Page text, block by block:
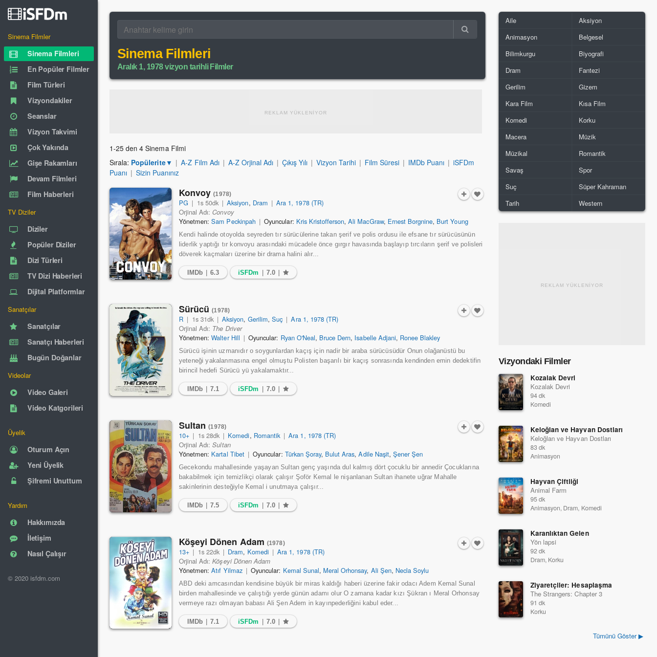
Sinema Filmler
Sinema Filmleri
En Popüler Filmler
Film Türleri
Vizyondakiler
Seanslar
Vizyon Takvimi
Çok Yakında
Gişe Rakamları
Devam Filmleri
Film Haberleri
TV Diziler
Diziler
Popüler Diziler
Dizi Türleri
TV Dizi Haberleri
Dijital Platformlar
Sanatçılar
Sanatçılar
Sanatçı Haberleri
Bugün Doğanlar
Videolar
Video Galeri
Video Katgorileri
Üyelik
Oturum Açın
Yeni Üyelik
Şifremi Unuttum
Yardım
Hakkımızda
İletişim
Nasıl Çalışır
© 2020 isfdm.com
Sinema Filmleri
Aralık 1, 1978 vizyon tarihli Filmler
REKLAM YÜKLENİYOR
1-25 den 4 Sinema Filmi
Sırala: Popülerite▼ | A-Z Film Adı | A-Z Orjinal Adı | Çıkış Yılı | Vizyon Tarihi | Film Süresi | IMDb Puanı | iSFDm
Puanı | Sizin Puanınız
Konvoy(1978)
PG | 1s 50dk | Aksiyon, Dram | Ara 1, 1978 (TR)
Orjinal Adı: Convoy
Yönetmen: Sam Peckinpah | Oyuncular: Kris Kristofferson,Ali MacGraw, Ernest Borgnine, Burt Young
Kendi halinde otoyolda seyreden tır sürücülerine takan şerif ve polis ordusu ile efsane tır sürücüsünün
liderlik yaptığı tır konvoyu arasındaki mücadele önce gırgır havasında başlayıp tırcıların şerif ve polisleri
döverek kaçmaları üzerine bir drama halini alır...
IMDb 6.3 iSFDm 7.0
Sürücü(1978)
R | 1s 31dk | Aksiyon, Gerilim, Suç | Ara 1, 1978 (TR)
Orjinal Adı: The Driver
Yönetmen: Walter Hill | Oyuncular: Ryan O'Neal, Bruce Dern, Isabelle Adjani, Ronee Blakley
Sürücü işinin uzmanıdır o soygunlardan kaçış için nadir bir araba sürücüsüdür Onun olağanüstü bu
yeteneği yakalanmasına engel olmuştu Polisten başarılı bir kaçış sonrasında kendinden emin dedektifin
birincil hedefi Sürücü yü yakalamaktır...
IMDb 7.1 iSFDm 7.0
Sultan(1978)
10+ | 1s 28dk | Komedi, Romantik | Ara 1, 1978 (TR)
Orjinal Adı:Sultan
Yönetmen: Kartal Tibet | Oyuncular: Türkan Şoray, Bulut Aras,Adile Naşit, Şener Şen
Gecekondu mahallesinde yaşayan Sultan genç yaşında dul kalmış dört çocuklu bir annedir Çocuklarına
bakabilmek için temizlikçi olarak çalışır Şoför Kemal le nişanlanan Sultan ihanete uğrar Mahalle
sakinlerinin desteğiyle Kemal i unutmaya çalışır...
IMDb 7.5 iSFDm 7.0
Köşeyi Dönen Adam (1978)
13+ | 1s 22dk | Dram, Komedi | Ara 1, 1978 (TR)
Orjinal Adı:Köşeyi Dönen Adam
Yönetmen: Atıf Yilmaz | Oyuncular: Kemal Sunal, Meral Orhonsay, Ali Şen, Necla Soylu
ABD deki amcasından kendisine büyük bir miras kaldığı haberi üzerine fakir odacı Adem Kemal Sunal
birden mahallesinde ve çalıştığı yerde günün adamı olur O zamana kadar kızı Şükran ı Meral Orhonsay
vermeye razı olmayan babası Ali Şen Adem in kayınpederliğini kabul eder...
IMDb 7.1 iSFDm 7.0
Aile
Aksiyon
Animasyon
Belgesel
Bilimkurgu
Biyografi
Dram
Fantezi
Gerilim
Gizem
Kara Film
Kısa Film
Komedi
Korku
Macera
Müzik
Müzikal
Romantik
Savaş
Spor
Suç
Süper Kahraman
Tarih
Western
REKLAM YÜKLENİYOR
Vizyondaki Filmler
Kozalak Devri
Kozalak Devri
94 dk
Komedi
Keloğlan ve Hayvan Dostları
Keloğlan ve Hayvan Dostları
83 dk
Animasyon
Hayvan Çiftliği
Animal Farm
95 dk
Animasyon, Dram, Komedi
Karanlıktan Gelen
Yön lapsi
92 dk
Dram, Korku
Ziyaretçiler: Hesaplaşma
The Strangers: Chapter 3
91 dk
Korku
Tümünü Göster ▶